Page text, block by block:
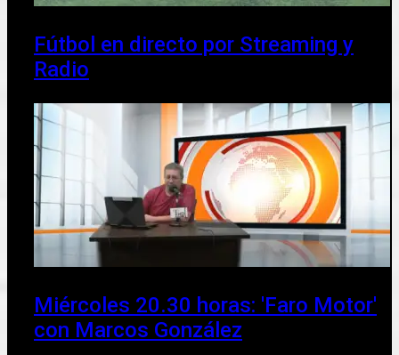
Fútbol en directo por Streaming y
Radio
Miércoles 20.30 horas: 'Faro Motor'
con Marcos González